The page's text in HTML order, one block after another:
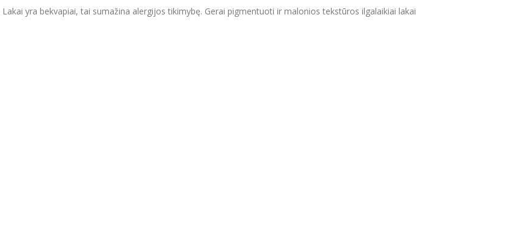
yra bekvapiai, tai sumažina alergijos tikimybę. Gerai pigmentuoti ir malonios tekstūros ilgalaikiai lakai